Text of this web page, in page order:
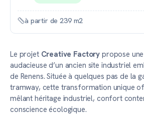
à partir de 239 m2
Le projet Creative Factory propose
audacieuse d’un ancien site industriel
de Renens. Située à quelques pas de la
tramway, cette transformation unique
mêlant héritage industriel, confort
conscience écologique.